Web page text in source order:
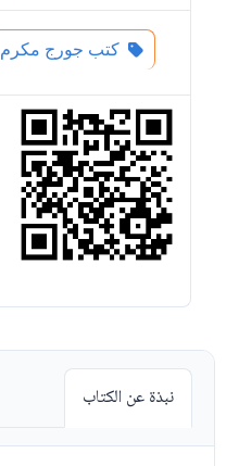
كتب جورج مكرم
نبذة عن الكتاب